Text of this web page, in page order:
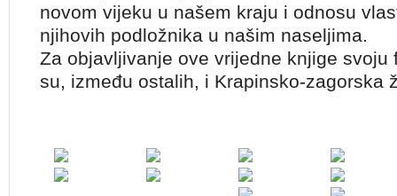
novom vijeku u našem kraju i odnosu
njihovih podložnika u našim naseljima.
Za objavljivanje ove vrijedne knjige svoju
su, između ostalih, i Krapinsko-zagorska